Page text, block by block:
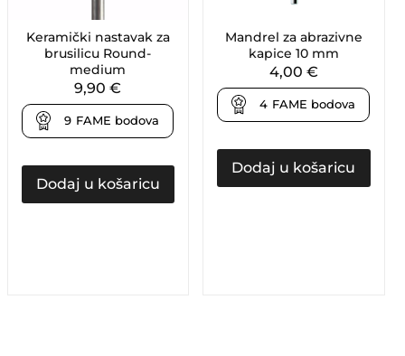
Keramički nastavak za
brusilicu Round-
medium
9,90€
9 FAME bodova
Dodaj u košaricu
Mandrel za abrazivne
kapice 10 mm
4,00 €
4 FAME bodova
Dodaj u košaricu